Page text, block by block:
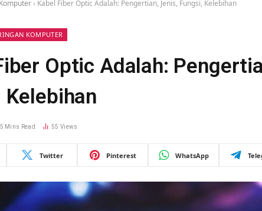
› Kabel Fiber Optic Adalah: Pengertian, Jenis, Fungsi, Kelebihan
KOMPUTER
Optic Adalah:
Kelebihan
5 Mins Read 55Views
Twitter Pinterest WhatsApp